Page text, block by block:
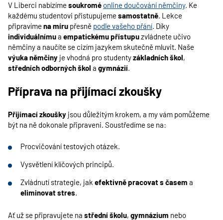
V Liberci nabízíme soukromé online doučování němčiny. Ke
každému studentovi přistupujeme samostatně. Lekce
připravíme na míru přesně podle vašeho přání. Díky
individuálnímua empatickému přístupuzvládnete učivo
němčiny a naučíte se cizím jazykem skutečně mluvit. Naše
výuka němčiny je vhodná pro studentyzákladních škol,
středních odborných škol a gymnázií.
Příprava na přijímací zkoušky
Přijímací zkoušky jsou důležitým krokem, a my vám pomůžeme
být na ně dokonale připraveni. Soustředíme se na:
Procvičování testových otázek.
Vysvětlení klíčových principů.
Zvládnutí strategie, jak efektivně pracovat s časem a
eliminovat stres.
Ať už se připravujete na střední školu, gymnázium nebo